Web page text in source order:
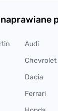
Audi
Chevrolet
Dacia
Ferrari